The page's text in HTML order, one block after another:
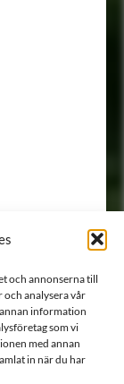
och annonserna till
analysera vår
information
som vi
med annan
in när du har